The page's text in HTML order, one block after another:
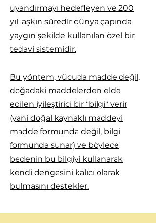
uyandırmayı hedefleyen ve 200
yılı aşkın süredir dünya çapında
yaygın şekilde kullanılan özel bir
tedavi sistemidir.
Bu yöntem, vücuda madde değil,
doğadaki maddelerden elde
edilen iyileştirici bir "bilgi" verir
(yani doğal kaynaklı maddeyi
madde formunda değil, bilgi
formunda sunar) ve böylece
bedenin bu bilgiyi kullanarak
kendi dengesini kalıcı olarak
bulmasını destekler.